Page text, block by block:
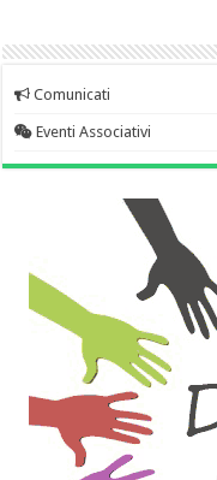
Comunicati
Eventi Associativi